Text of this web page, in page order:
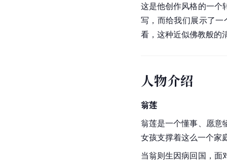
这是他创作风格的一个
写，而给我们展示了
看，这种近似佛教般的
人物介绍
翁莲
翁莲是一个懂事、愿意
女孩支撑着这么一个家
当翁则生因病回国，面